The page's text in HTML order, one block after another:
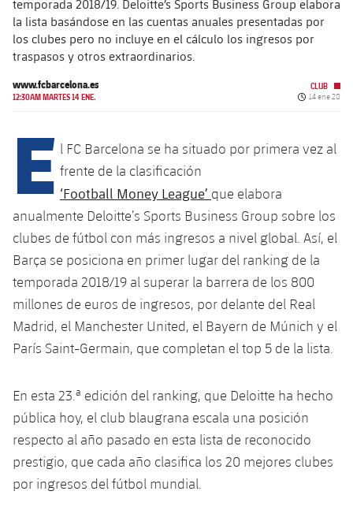
Centro de documentación
plusicon
más
Spotify Camp Nou
Palau Blaugrana
Estadi Johan Cruyff
Ciutat Esportiva
plusicon
más
Servicios
Servicios Médicos
Accesibilidad
plusicon
más
Acreditaciones
Instalaciones
SUB14
SUB13
SUB12
SUB11 A
SUB11 B
SUB10 A
SUB10 B
SUB9 A
SUB8 B
SUB14 B
SUB13 B
SUB12 C
SUB11 C
Calendario
Resultados
Clasificación
Jugadores
Fotos
Historia
Palmarés
Base
Barça Atlètic
Cadete A
Cadete B
Infantil A
Infantil B
Mini
Campus Verano
PLUSICON
MÁS
Actualidad
Calendario
Entradas
Resultados
Clasificaciones
Fotos
Historia
Palmarés
Barça Atlètic
plusicon
más
Calendario
Resultados
Clasificaciones
Fotos
Base
plusicon
más
Juvenil
Cadete A
Infantil B
PLUSICON
MÁS
plusicon
más
Actualidad
Entradas
Resultados
Clasificaciones
plusicon
más
Calendario
Resultados
plusicon
más
Actualidad
Juvenil
Campus Verano
PLUSICON
MÁS
temporada 2018/19. Deloitte’s Sports Business Group elabora
la lista basándose en las cuentas anuales presentadas por
los clubes pero no incluye en el cálculo los ingresos por
traspasos y otros extraordinarios.
www.fcbarcelona.es
12:30AM MARTES 14 ENE.
CLUB
Fecha de
14 ene 20
E l FC Barcelona se ha situado por primera vez al
frente de la clasificación
‘Football Money League’ que elabora
anualmente Deloitte’s Sports Business Group sobre los
clubes de fútbol con más ingresos a nivel global. Así, el
Barça se posiciona en primer lugar del ranking de la
temporada 2018/19 al superar la barrera de los 800
millones de euros de ingresos, por delante del Real
Madrid, el Manchester United, el Bayern de Múnich y el
París Saint-Germain, que completan el top 5 de la lista.
En esta 23.ª edición del ranking, que Deloitte ha hecho
pública hoy, el club blaugrana escala una posición
respecto al año pasado en esta lista de reconocido
prestigio, que cada año clasifica los 20 mejores clubes
por ingresos del fútbol mundial.